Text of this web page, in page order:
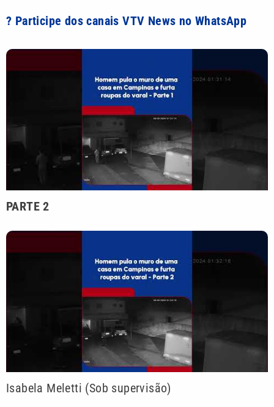
? Participe dos canais VTV News no WhatsApp
PARTE 2
Isabela Meletti (Sob supervisão)